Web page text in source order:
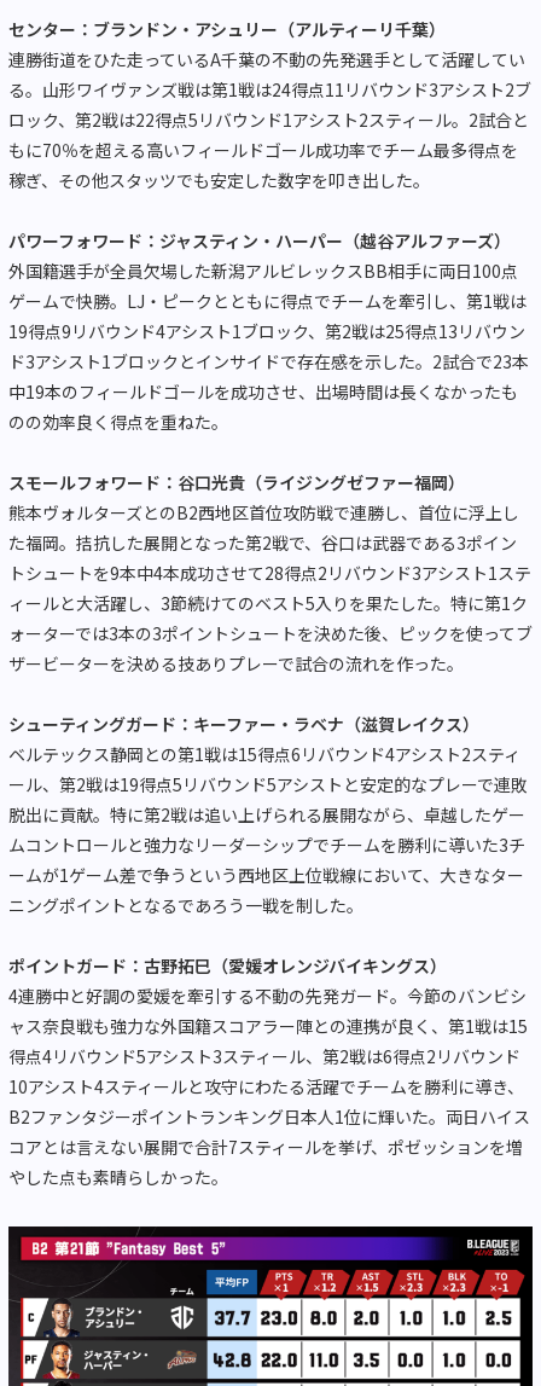
センター：ブランドン・アシュリー（アルティーリ千葉）
連勝街道をひた走っているA千葉の不動の先発選手として活躍してい
る。山形ワイヴァンズ戦は第1戦は24得点11リバウンド3アシスト2ブ
ロック、第2戦は22得点5リバウンド1アシスト2スティール。2試合と
もに70％を超える高いフィールドゴール成功率でチーム最多得点を
稼ぎ、その他スタッツでも安定した数字を叩き出した。
パワーフォワード：ジャスティン・ハーパー（越谷アルファーズ）
外国籍選手が全員欠場した新潟アルビレックスBB相手に両日100点
ゲームで快勝。LJ・ピークとともに得点でチームを牽引し、第1戦は
19得点9リバウンド4アシスト1ブロック、第2戦は25得点13リバウン
ド3アシスト1ブロックとインサイドで存在感を示した。2試合で23本
中19本のフィールドゴールを成功させ、出場時間は長くなかったも
のの効率良く得点を重ねた。
スモールフォワード：谷口光貴（ライジングゼファー福岡）
熊本ヴォルターズとのB2西地区首位攻防戦で連勝し、首位に浮上し
た福岡。拮抗した展開となった第2戦で、谷口は武器である3ポイン
トシュートを9本中4本成功させて28得点2リバウンド3アシスト1ステ
ィールと大活躍し、3節続けてのベスト5入りを果たした。特に第1ク
ォーターでは3本の3ポイントシュートを決めた後、ピックを使ってブ
ザービーターを決める技ありプレーで試合の流れを作った。
シューティングガード：キーファー・ラベナ（滋賀レイクス）
ベルテックス静岡との第1戦は15得点6リバウンド4アシスト2スティ
ール、第2戦は19得点5リバウンド5アシストと安定的なプレーで連敗
脱出に貢献。特に第2戦は追い上げられる展開ながら、卓越したゲー
ムコントロールと強力なリーダーシップでチームを勝利に導いた3チ
ームが1ゲーム差で争うという西地区上位戦線において、大きなター
ニングポイントとなるであろう一戦を制した。
ポイントガード：古野拓巳（愛媛オレンジバイキングス）
4連勝中と好調の愛媛を牽引する不動の先発ガード。今節のバンビシ
ャス奈良戦も強力な外国籍スコアラー陣との連携が良く、第1戦は15
得点4リバウンド5アシスト3スティール、第2戦は6得点2リバウンド
10アシスト4スティールと攻守にわたる活躍でチームを勝利に導き、
B2ファンタジーポイントランキング日本人1位に輝いた。両日ハイス
コアとは言えない展開で合計7スティールを挙げ、ポゼッションを増
やした点も素晴らしかった。